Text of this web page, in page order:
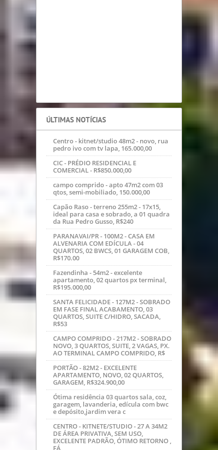
Fazendinha - 54m2 - excelente
apartamento, 02 quartos px terminal,
R$195.000,00
SANTA FELICIDADE - 127M2 - SOBRADO
EM FASE FINAL ACABAMENTO, 03
QUARTOS, SUITE C/HIDRO, SACADA,
R$53
CAMPO COMPRIDO - 217M2 - SOBRADO
NOVO, 3 QUARTOS, SUITE, 2 VAGAS, PX.
AO TERMINAL CAMPO COMPRIDO, R$
PORTÃO - 82M2 - EXCELENTE
APARTAMENTO, NOVO, 02 QUARTOS,
GARAGEM, R$324.900,00
Ótima residência 03 quartos sala, coz,
garagem, lavanderia, edícula com bwc
e depósito,jardim vera c
CENTRO - KITNETE/STUDIO - 27 A 34M2
DE ÁREA PRIVATIVA, SEM USO,
EXCELENTE PADRÃO, ÓTIMO RETORNO ,
FÁ
CIC/VITORIA RÉGIA - 46M2 - EXCELENTE
RESIDÊNCIA, ÓTIMO PADRÃO, 02
QUARTOS, R$175.000,00
Apartamento com 3 dormitórios à
venda, 107m² e privativa 80m2 por R$
280.000,00 - Água Verde - Curit
MARAVILHOSA COBERTURA 190M2
´REA TOTAL PRIVATIVA 129M2, 03
QUARTOS, SUITE, TERRAÇO,
R$879.000,00
EXCELENTE APARTAMENTO 02
QUARTOS, PEÇAS AMPLAS, PX
UNICEMP, 136 MIL REAIS
MARAVILHOSO APARTAMENTO COM
VISTA PANORÂMICA, FRENTE, 02
VAGAS, FRENTE, 03 QUARTOS, SUITE,
POR APENA